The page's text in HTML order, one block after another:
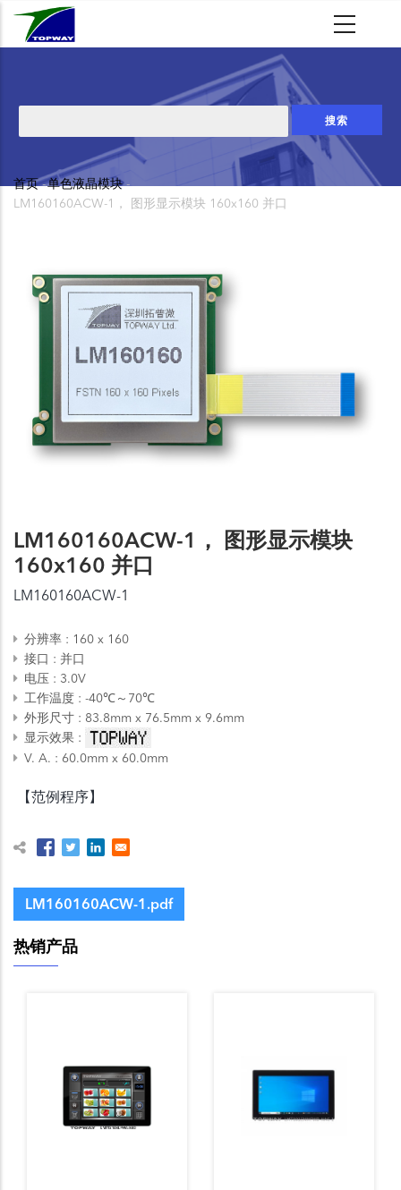
索
面
首页 -单色液晶模块 -
LM160160ACW-1， 图形显示模块 160x160 并口
LM160160ACW-1， 图形显示模块
160x160 并口
LM160160ACW-1
分辨率
160 x 160
接口
并口
电压
3.0V
工作温度
-40℃～70℃
外形尺寸
83.8mm x 76.5mm x 9.6mm
显示效果
V. A.
60.0mm x 60.0mm
【范例程序】
LM160160ACW-1.pdf
热销产品